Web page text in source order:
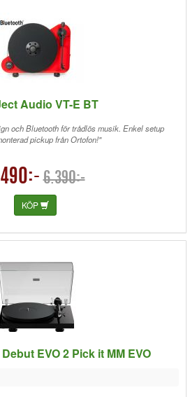
Audio VT-E BT
och Bluetooth för trådlös musik. Enkel setup
pickup från Ortofon!"
6.390:-
KÖP
EVO 2 Pick it MM EVO